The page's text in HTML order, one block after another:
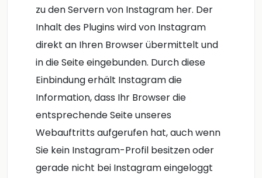
zu den Servern von Instagram her. Der
Inhalt des Plugins wird von Instagram
direkt an Ihren Browser übermittelt und
in die Seite eingebunden. Durch diese
Einbindung erhält Instagram die
Information, dass Ihr Browser die
entsprechende Seite unseres
Webauftritts aufgerufen hat, auch wenn
Sie kein Instagram-Profil besitzen oder
gerade nicht bei Instagram eingeloggt